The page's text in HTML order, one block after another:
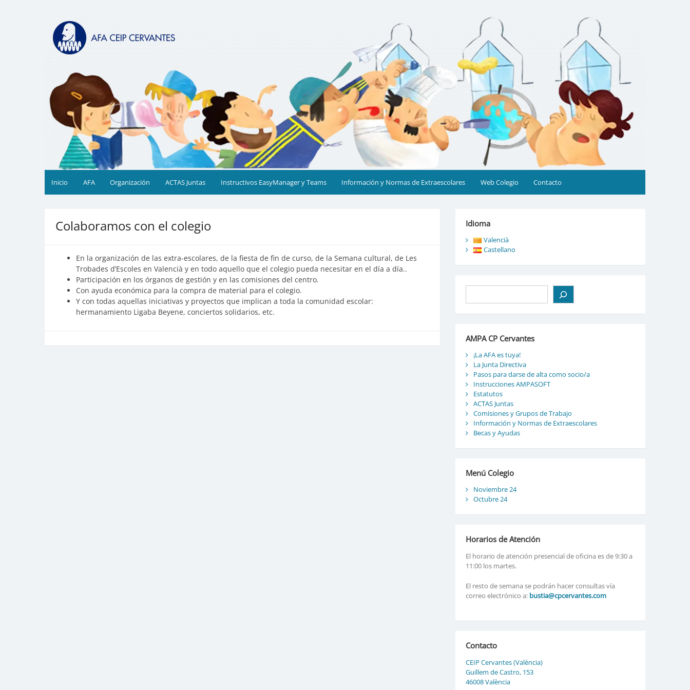
AFA CEIP Cervantes València
AFA CEIP Cervantes València
Inicio AFA Organización ACTAS Juntas Instructivos EasyManager y Teams Información y Normas de Extraescolares Web Colegio Contacto
Colaboramos con el colegio
En la organización de las extra-escolares, de la fiesta de fin de curso, de la Semana cultural, de Les
Trobades d’Escoles en Valencià y en todo aquello que el colegio pueda necesitar en el día a día..
Participación en los órganos de gestión y en las comisiones del centro.
Con ayuda económica para la compra de material para el colegio.
Y con todas aquellas iniciativas y proyectos que implican a toda la comunidad escolar:
hermanamiento Ligaba Beyene, conciertos solidarios, etc.
Idioma
Valencià
Castellano
AMPA CP Cervantes
¡La AFA es tuya!
La Junta Directiva
Pasos para darse de alta como socio/a
Instrucciones AMPASOFT
Estatutos
ACTAS Juntas
Comisiones y Grupos de Trabajo
Información y Normas de Extraescolares
Becas y Ayudas
Menú Colegio
Noviembre 24
Octubre 24
Horarios de Atención
El horario de atención presencial de oficina es de 9:30 a
11:00 los martes.
El resto de semana se podrán hacer consultas vía
correo electrónico a: bustia@cpcervantes.com
Contacto
CEIP Cervantes (València)
Guillem de Castro, 153
46008 València